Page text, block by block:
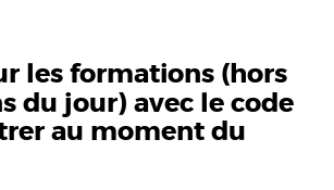
les formations (hors
du jour) avec le code
au moment du